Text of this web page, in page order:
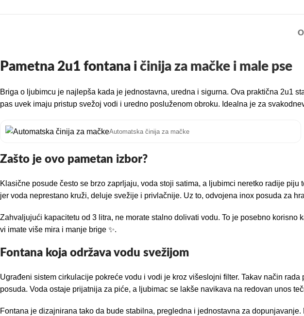
Pametna 2u1 fontana i činija za mačke i male pse
Briga o ljubimcu je najlepša kada je jednostavna, uredna i sigurna. Ova praktična 2u1
pas uvek imaju pristup svežoj vodi i uredno posluženom obroku. Idealna je za
Automatska činija za mačke
Zašto je ovo pametan izbor?
Klasične posude često se brzo zaprljaju, voda stoji satima, a ljubimci neretko radije
jer voda neprestano kruži, deluje svežije i privlačnije. Uz to, odvojena inox posuda za
Zahvaljujući kapacitetu od 3 litra, ne morate stalno dolivati vodu. To je posebno
vi imate više mira i manje brige ✨.
Fontana koja održava vodu svežijom
Ugrađeni sistem cirkulacije pokreće vodu i vodi je kroz višeslojni filter. Takav način
posuda. Voda ostaje prijatnija za piće, a ljubimac se lakše navikava na redovan unos
Fontana je dizajnirana tako da bude stabilna, pregledna i jednostavna za